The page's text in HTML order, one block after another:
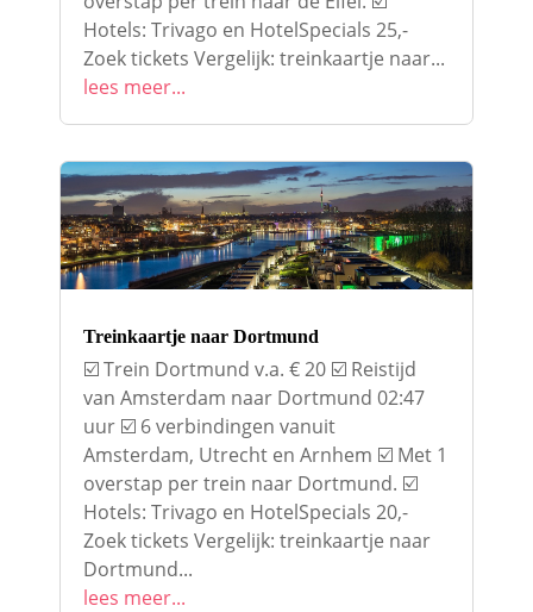
Hotels: Trivago en HotelSpecials 25,-
Zoek tickets Vergelijk: treinkaartje naar...
lees meer...
Treinkaartje naar Dortmund
☑️ Trein Dortmund v.a. € 20 ☑️ Reistijd
van Amsterdam naar Dortmund 02:47
uur ☑️ 6 verbindingen vanuit
Amsterdam, Utrecht en Arnhem ☑️ Met 1
overstap per trein naar Dortmund. ☑️
Hotels: Trivago en HotelSpecials 20,-
Zoek tickets Vergelijk: treinkaartje naar
Dortmund...
lees meer...